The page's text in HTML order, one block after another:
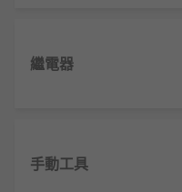
繼電器
手動工具